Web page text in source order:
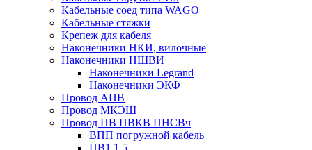
Кабельные соед типа WAGO
Кабельные стяжки
Крепеж для кабеля
Наконечники НКИ, вилочные
Наконечники НШВИ
Наконечники Legrand
Наконечники ЭКФ
Провод АПВ
Провод МКЭШ
Провод ПВ ПВКВ ПНСВч
ВПП погружной кабель
ПВ1 1,5